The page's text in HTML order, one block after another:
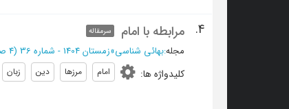
4. مرابطه با امام سرمقاله
مجله:بهائی شناسی»زمستان 1404 - شماره 36 (‎4 صفحه -
کلیدواژه ها: امام مرزها دین زبان